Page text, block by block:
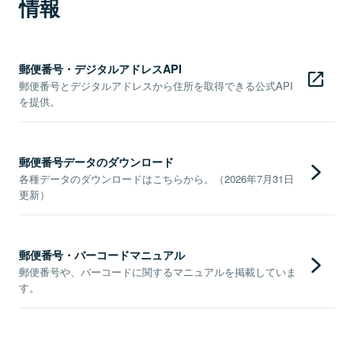
情報
郵便番号・デジタルアドレスAPI
郵便番号とデジタルアドレスから住所を取得できる公式API
を提供。
郵便番号データのダウンロード
各種データのダウンロードはこちらから。（2026年7月31日
更新）
郵便番号・バーコードマニュアル
郵便番号や、バーコードに関するマニュアルを掲載していま
す。